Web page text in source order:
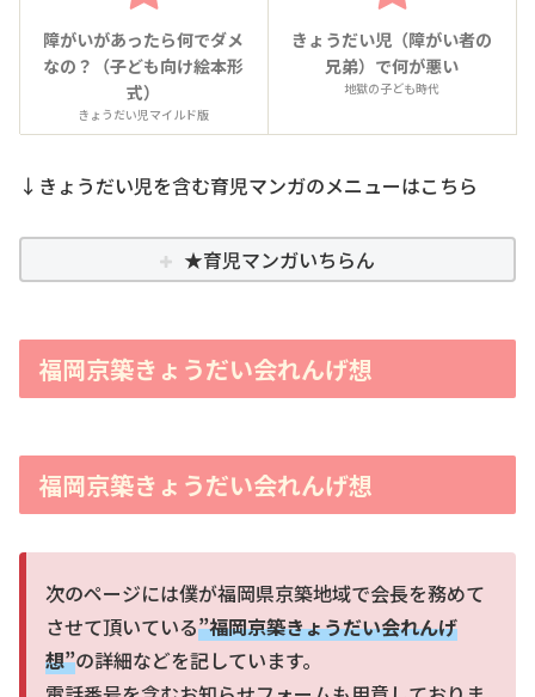
障がいがあったら何でダメ
なの？（子ども向け絵本形
式）
きょうだい児マイルド版
きょうだい児（障がい者の
兄弟）で何が悪い
地獄の子ども時代
↓きょうだい児を含む育児マンガのメニューはこちら
★育児マンガいちらん
福岡京築きょうだい会れんげ想
福岡京築きょうだい会れんげ想
次のページには僕が福岡県京築地域で会長を務めて
させて頂いている”福岡京築きょうだい会れんげ
想”の詳細などを記しています。